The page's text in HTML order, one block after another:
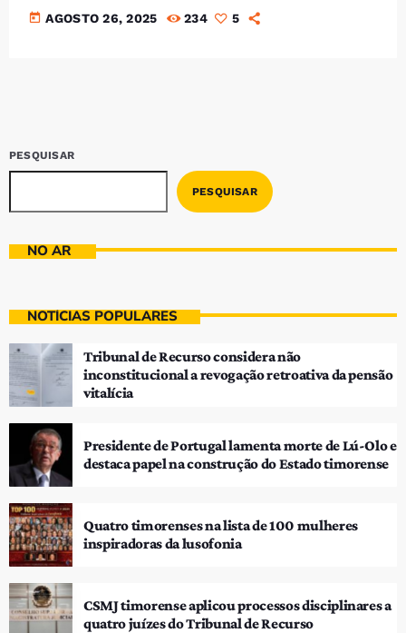
today AGOSTO 26, 2025 234 5
PESQUISAR
PESQUISAR
NO AR
NOTÍCIAS POPULARES
Tribunal de Recurso considera não
inconstitucional a revogação retroativa da pensão
vitalícia
Presidente de Portugal lamenta morte de Lú-Olo e
destaca papel na construção do Estado timorense
Quatro timorenses na lista de 100 mulheres
inspiradoras da lusofonia
CSMJ timorense aplicou processos disciplinares a
quatro juízes do Tribunal de Recurso